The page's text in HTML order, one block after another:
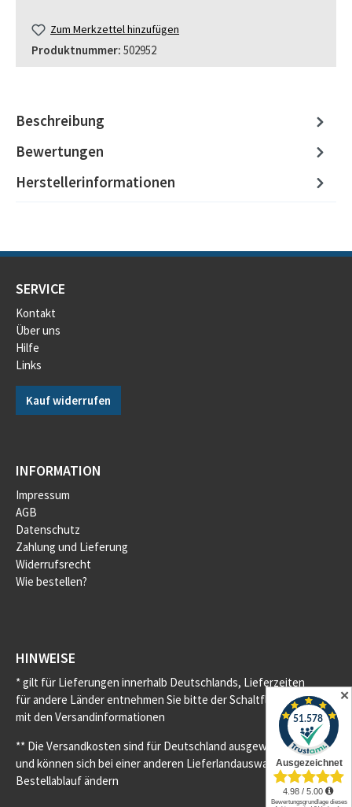
Zum Merkzettel hinzufügen
Produktnummer: 502952
Beschreibung
Bewertungen
Herstellerinformationen
SERVICE
Kontakt
Über uns
Hilfe
Links
Kauf widerrufen
INFORMATION
Impressum
AGB
Datenschutz
Zahlung und Lieferung
Widerrufsrecht
Wie bestellen?
HINWEISE
* gilt für Lieferungen innerhalb Deutschlands, Lieferzeiten
für andere Länder entnehmen Sie bitte der Schaltfläche
mit den Versandinformationen
** Die Versandkosten sind für Deutschland ausgewiesen
und können sich bei einer anderen Lieferlandauswahl im
Bestellablauf ändern
✕